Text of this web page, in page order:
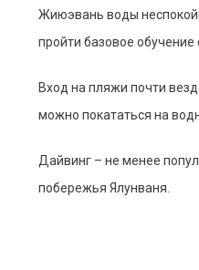
Жиюэвань воды
пройти базовое
Вход на пляжи почти
можно покататься на
Дайвинг – не менее
побережья Ялунваня.